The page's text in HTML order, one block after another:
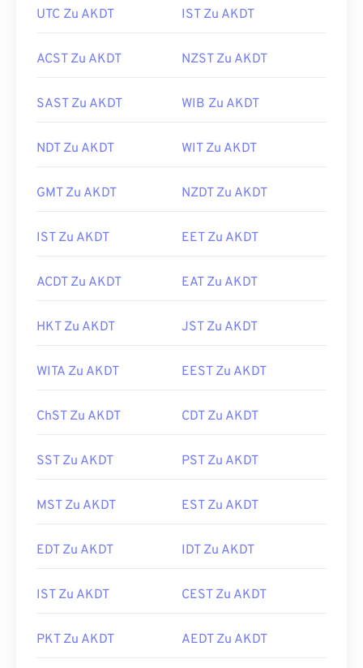
UTC Zu AKDT IST Zu AKDT
ACST Zu AKDT NZST Zu AKDT
SAST Zu AKDT WIB Zu AKDT
NDT Zu AKDT WIT Zu AKDT
GMT Zu AKDT NZDT Zu AKDT
IST Zu AKDT EET Zu AKDT
ACDT Zu AKDT EAT Zu AKDT
HKT Zu AKDT JST Zu AKDT
WITA Zu AKDT EEST Zu AKDT
ChST Zu AKDT CDT Zu AKDT
SST Zu AKDT PST Zu AKDT
MST Zu AKDT EST Zu AKDT
EDT Zu AKDT IDT Zu AKDT
IST Zu AKDT CEST Zu AKDT
PKT Zu AKDT AEDT Zu AKDT